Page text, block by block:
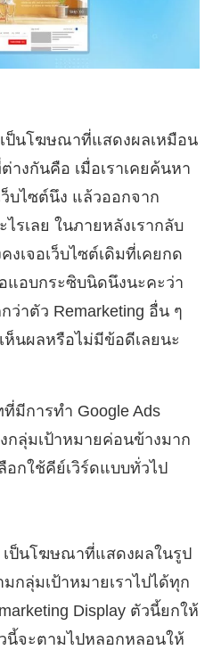
เป็นโฆษณาที่แสดงผลเหมือน
างกันคือ เมื่อเราเคยค้นหา
บไซต์นึง แล้วออกจาก
รเลย ในภายหลังเรากลับ
งเจอเว็บไซต์เดิมที่เคยกด
แอบกระซิบนิดนึงนะคะว่า
าตัว Remarketing อื่น ๆ
ห็นผลหรือไม่มีข้อดีเลยนะ
มีการทำ Google Ads
กลุ่มเป้าหมายค่อนข้างมาก
กใช้คีย์เวิร์ดแบบทั่วไป
เป็นโฆษณาที่แสดงผลในรูป
กลุ่มเป้าหมายเราไปได้ทุก
Display ตัวนี้ยกให้
วนี้จะตามไปหลอกหลอนให้